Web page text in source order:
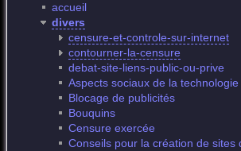
accueil
divers
censure-et-controle-sur-internet
contourner-la-censure
debat-site-liens-public-ou-prive
Aspects sociaux de la
Blocage de publicités
Bouquins
Censure exercée
Conseils pour la création de sites